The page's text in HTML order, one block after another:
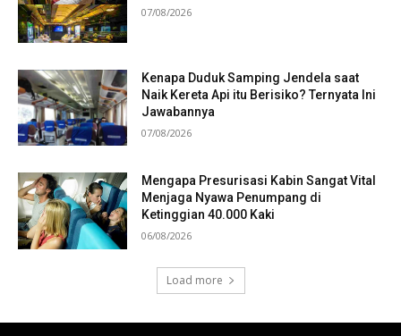
07/08/2026
Kenapa Duduk Samping Jendela saat
Naik Kereta Api itu Berisiko? Ternyata Ini
Jawabannya
07/08/2026
Mengapa Presurisasi Kabin Sangat Vital
Menjaga Nyawa Penumpang di
Ketinggian 40.000 Kaki
06/08/2026
Load more